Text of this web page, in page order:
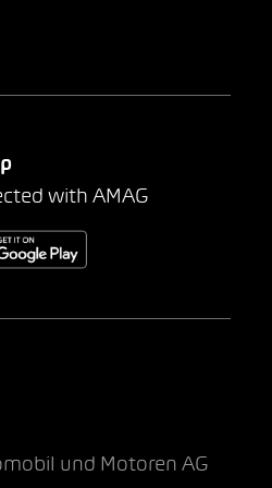
with AMAG
und Motoren AG